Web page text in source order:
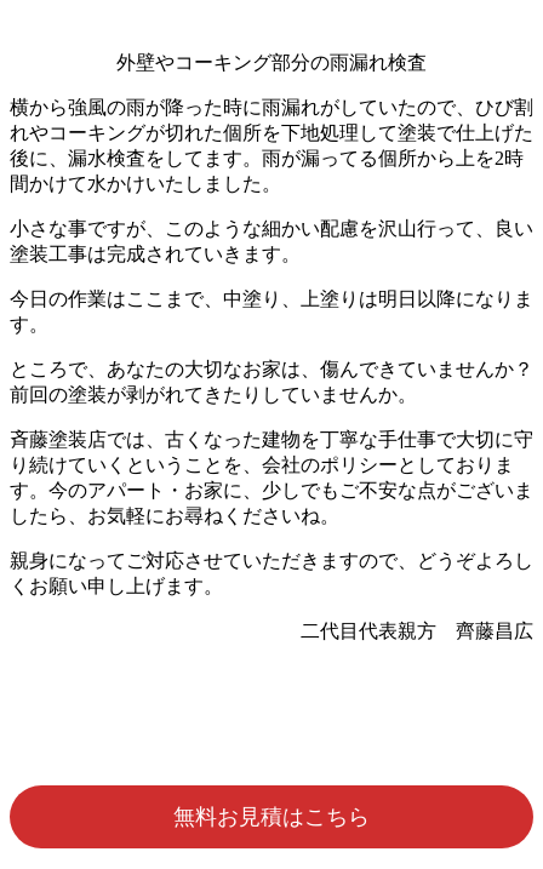
外壁やコーキング部分の雨漏れ検査
横から強風の雨が降った時に雨漏れがしていたので、ひび割
れやコーキングが切れた個所を下地処理して塗装で仕上げた
後に、漏水検査をしてます。雨が漏ってる個所から上を2時
間かけて水かけいたしました。
小さな事ですが、このような細かい配慮を沢山行って、良い
塗装工事は完成されていきます。
今日の作業はここまで、中塗り、上塗りは明日以降になりま
す。
ところで、あなたの大切なお家は、傷んできていませんか？
前回の塗装が剥がれてきたりしていませんか。
斉藤塗装店では、古くなった建物を丁寧な手仕事で大切に守
り続けていくということを、会社のポリシーとしておりま
す。今のアパート・お家に、少しでもご不安な点がございま
したら、お気軽にお尋ねくださいね。
親身になってご対応させていただきますので、どうぞよろし
くお願い申し上げます。
二代目代表親方 齊藤昌広
無料お見積はこちら